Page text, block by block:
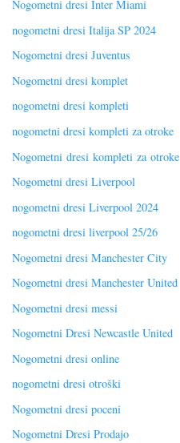
Nogometni dresi Inter Miami
nogometni dresi Italija SP 2024
Nogometni dresi Juventus
Nogometni dresi komplet
nogometni dresi kompleti
nogometni dresi kompleti za otroke
Nogometni dresi kompleti za otroke
Nogometni dresi Liverpool
nogometni dresi Liverpool 2024
nogometni dresi liverpool 25/26
Nogometni dresi Manchester City
Nogometni dresi Manchester United
Nogometni dresi messi
Nogometni Dresi Newcastle United
Nogometni dresi online
nogometni dresi otroški
Nogometni dresi poceni
Nogometni Dresi Prodajo